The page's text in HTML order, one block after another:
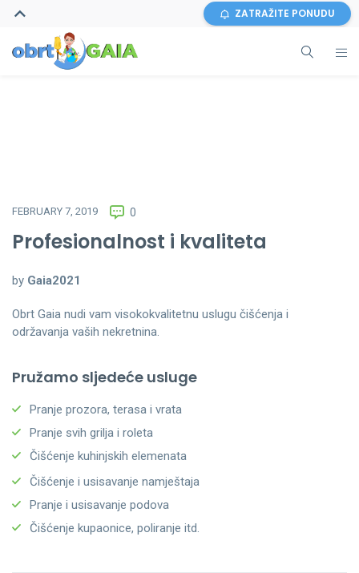
ZATRAŽITE PONUDU
FEBRUARY 7, 2019 0
Profesionalnost i kvaliteta
by Gaia2021
Obrt Gaia nudi vam visokokvalitetnu uslugu čišćenja i
održavanja vaših nekretnina.
Pružamo sljedeće usluge
Pranje prozora, terasa i vrata
Pranje svih grilja i roleta
Čišćenje kuhinjskih elemenata
Čišćenje i usisavanje namještaja
Pranje i usisavanje podova
Čišćenje kupaonice, poliranje itd.